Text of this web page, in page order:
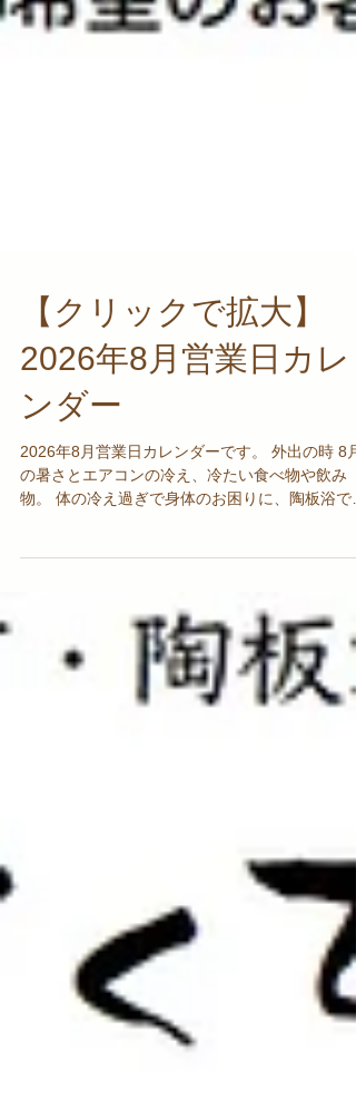
【クリックで拡大】
2026年8月営業日カレ
ンダー
2026年8月営業日カレンダーです。 外出の時 8月
体を温めることをお勧めします。